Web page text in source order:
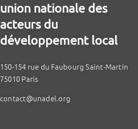
union nationale des
acteurs du
développement local
150-154 rue du Faubourg Saint-Martin
75010 Paris
contact@unadel.org